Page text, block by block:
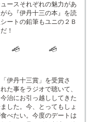
ースそれぞれの魅力があ
ら『伊丹十三の本』を読
ートの鉛筆もユニの２Ｂ
！
伊丹十三賞」を受賞さ
た事をラジオで聴いて、
治にお引っ越ししてきた
した。今、とってもしょ
べたい。今度のデートは